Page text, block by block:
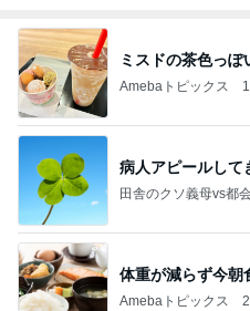
ミスドの茶色っ
Amebaトピックス
病人アピールして
田舎のクソ義母vs都
体重が減らず今朝
Amebaトピックス